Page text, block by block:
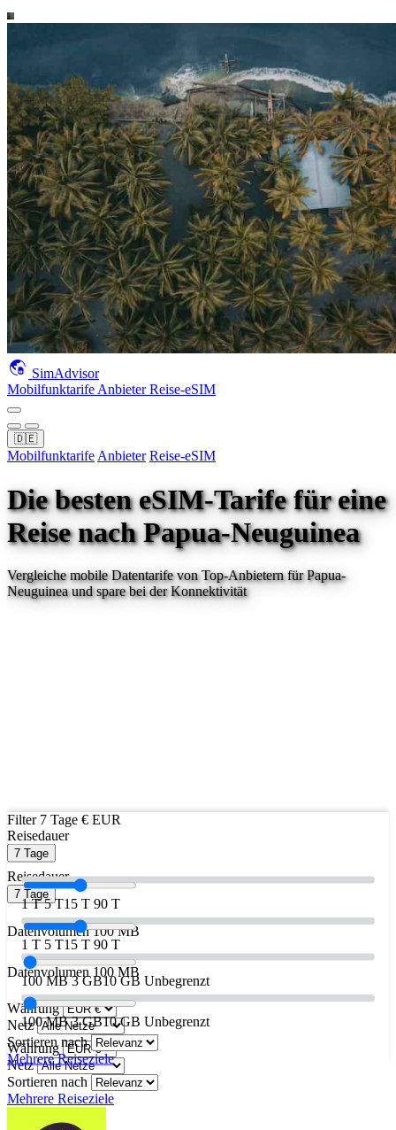
SimAdvisor
Mobilfunktarife AnbieterReise-eSIM
🇩🇪
Mobilfunktarife Anbieter Reise-eSIM
Die besten eSIM-Tarife für eine
Reisenach Papua-Neuguinea
Vergleiche mobile Datentarife von Top-Anbietern fürPapua-
Neuguineaund spare bei der Konnektivität
Filter 7 Tage € EUR
Reisedauer
7 Tage
1 T 5 T15 T 90 T
Datenvolumen 100 MB
100 MB 3 GB10 GB Unbegrenzt
Währung
Netz
Sortieren nach
Mehrere Reiseziele
Reisedauer
7 Tage
1 T 5 T15 T 90 T
Datenvolumen 100 MB
100 MB 3 GB10 GB Unbegrenzt
Währung
Netz
Sortieren nach
Mehrere Reiseziele